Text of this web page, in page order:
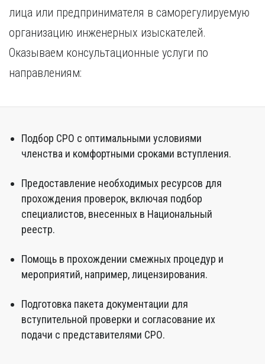
лица или предпринимателя в саморегулируемую
организацию инженерных изыскателей.
Оказываем консультационные услуги по
направлениям:
Подбор СРО с оптимальными условиями
членства и комфортными сроками вступления.
Предоставление необходимых ресурсов для
прохождения проверок, включая подбор
специалистов, внесенных в Национальный
реестр.
Помощь в прохождении смежных процедур и
мероприятий, например, лицензирования.
Подготовка пакета документации для
вступительной проверки и согласование их
подачи с представителями СРО.